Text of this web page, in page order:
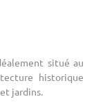
situé au
historique
jardins.